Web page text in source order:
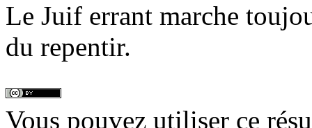
Le Juif errant marche
du repentir.
Vous pouvez utiliser ce